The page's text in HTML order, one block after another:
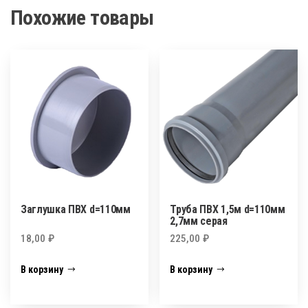
Похожие товары
Заглушка ПВХ d=110мм
18,00 ₽
В корзину
Труба ПВХ 1,5м d=110мм
2,7мм серая
225,00₽
В корзину